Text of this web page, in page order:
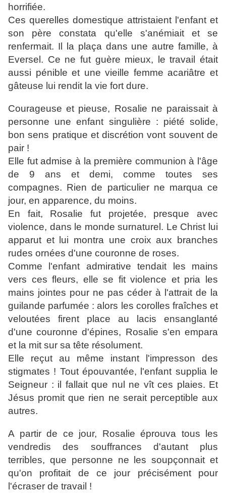
horrifiée.
Ces querelles domestique attristaient l'enfant et
son père constata qu'elle s'anémiait et se
renfermait. Il la plaça dans une autre famille, à
Eversel. Ce ne fut guère mieux, le travail était
aussi pénible et une vieille femme acariâtre et
gâteuse lui rendit la vie fort dure.
Courageuse et pieuse, Rosalie ne paraissait à
personne une enfant singulière : piété solide,
bon sens pratique et discrétion vont souvent de
pair !
Elle fut admise à la première communion à l'âge
de 9 ans et demi, comme toutes ses
compagnes. Rien de particulier ne marqua ce
jour, en apparence, du moins.
En fait, Rosalie fut projetée, presque avec
violence, dans le monde surnaturel. Le Christ lui
apparut et lui montra une croix aux branches
rudes ornées d'une couronne de roses.
Comme l'enfant admirative tendait les mains
vers ces fleurs, elle se fit violence et pria les
mains jointes pour ne pas céder à l'attrait de la
guilande parfumée : alors les corolles fraîches et
veloutées firent place au lacis ensanglanté
d'une couronne d'épines, Rosalie s'en empara
et la mit sur sa tête résolument.
Elle reçut au même instant l'impresson des
stigmates ! Tout épouvantée, l'enfant supplia le
Seigneur : il fallait que nul ne vît ces plaies. Et
Jésus promit que rien ne serait perceptible aux
autres.
A partir de ce jour, Rosalie éprouva tous les
vendredis des souffrances d'autant plus
terribles, que personne ne les soupçonnait et
qu'on profitait de ce jour précisément pour
l'écraser de travail !